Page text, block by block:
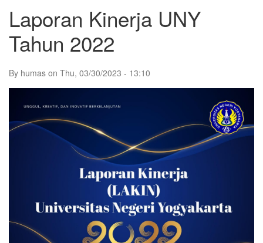
Laporan Kinerja UNY
Tahun 2022
By humas on Thu, 03/30/2023 - 13:10